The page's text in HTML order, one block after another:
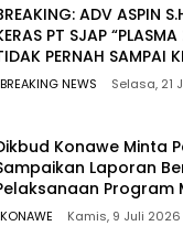
ADV ASPIN
PT SJAP
PERNAH SAMPAI
WAWOONE!
BREAKING NEWS Selasa, 21
Konawe Minta
Laporan
Program
Gratis
KONAWE Kamis, 9 Juli 2026